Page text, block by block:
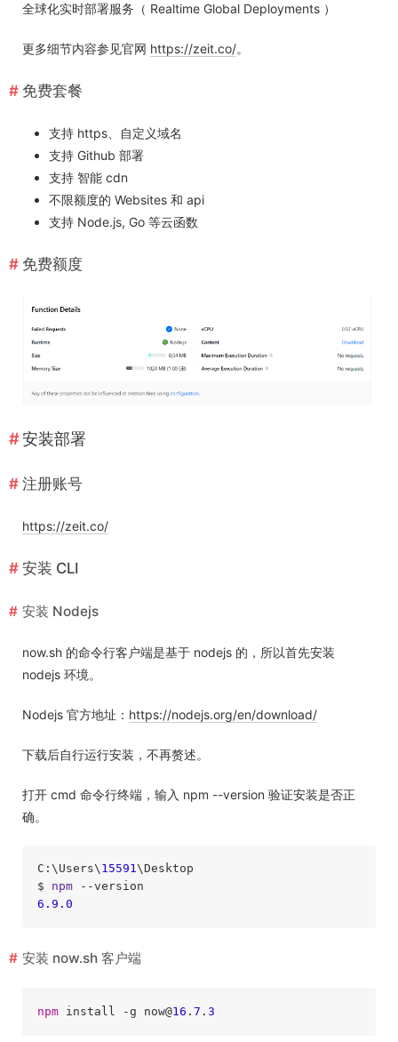
全球化实时部署服务（ Realtime Global Deployments ）
更多细节内容参见官网 https://zeit.co/。
免费套餐
支持 https、自定义域名
支持 Github 部署
支持 智能 cdn
不限额度的 Websites 和 api
支持 Node.js, Go 等云函数
免费额度
安装部署
注册账号
https://zeit.co/
安装 CLI
安装 Nodejs
now.sh 的命令行客户端是基于 nodejs 的，所以首先安装
nodejs 环境。
Nodejs 官方地址： https://nodejs.org/en/download/
下载后自行运行安装，不再赘述。
打开 cmd 命令行终端，输入 npm --version 验证安装是否正
确。
C:\Users\ 15591\Desktop
$ npm
6.9 .0
安装 now.sh 客户端
npm install -g now@16 . 7 . 3